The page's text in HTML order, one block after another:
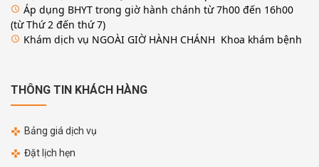
access_time Áp dụng BHYT trong giờ hành chánh từ 7h00 đến 16h00
(từ Thứ 2 đến thứ 7)
access_time Khám dịch vụ NGOÀI GIỜ HÀNH CHÁNH Khoa khám bệnh
THÔNG TIN KHÁCH HÀNG
Bảng giá dịch vụ
Đặt lịch hẹn